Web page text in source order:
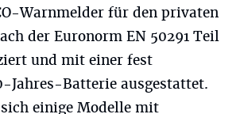
Warnmelder für den privaten
der Euronorm EN 50291 Teil
und mit einer fest
Jahres-Batterie ausgestattet.
einige Modelle mit